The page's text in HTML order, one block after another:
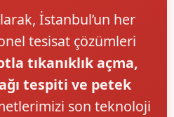
İstanbul’un her
tesisat çözümleri
tıkanıklık açma,
tespiti ve petek
son teknoloji